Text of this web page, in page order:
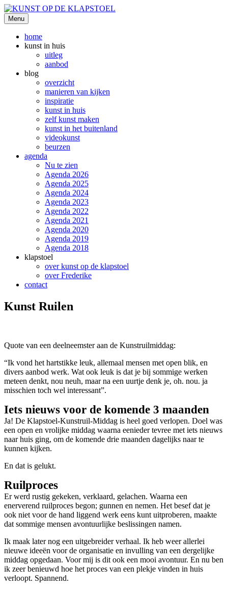
Ga
naar
de
inhoud
KUNST OP DE KLAPSTOEL
Menu
home
kunst in huis
uitleg
aanbod
blog
overzicht
manieren van kijken
inspiratie
kunst in huis
zelf kunst maken
kunst in het buitenland
videokunst
beurzen
agenda
Nu te zien
Agenda 2026
Agenda 2025
Agenda 2024
Agenda 2023
Agenda 2022
Agenda 2021
Agenda 2020
Agenda 2019
Agenda 2018
klapstoel
over kunst op de klapstoel
over Frederike
contact
Kunst Ruilen
Quote van een deelneemster aan de Kunstruilmiddag:
“Ik vond het hartstikke leuk, allemaal mensen met open blik, en
divers aanbod werk. Wat ook leuk is dat je bij sommige werken
meteen denkt, nou neuh, maar na een uurtje denk je, oh. nou. ja
misschien toch wel interessant”.
Iets nieuws voor de komende 3 maanden
Ja! De Klapstoel-Kunstruil-Middag is heel goed verlopen. Doel was
een open en vrolijke middag waarna eenieder tevree met iets nieuws
naar huis ging, om de komende drie maanden dagelijks naar te
kunnen kijken.
En dat is gelukt.
Ruilproces
Er werd rustig gekeken, verklaard, gelachen. Waarna een
enerverend ruilproces begon; gunnen en nemen. Het besef dat je
ook niet voor de hand liggend werk eens kunt uitproberen, maakte
dat sommige mensen avontuurlijke beslissingen namen.
Ik maak later nog een uitgebreider verhaal. Ik heb weer allerlei
nieuwe ideeën voor de organisatie en invulling van een dergelijke
middag opgedaan. Voor mij is dit ook een mooi avontuur. En nu ben
ik zeer benieuwd hoe het proces van een plekje vinden in huis
verloopt. Spannend.